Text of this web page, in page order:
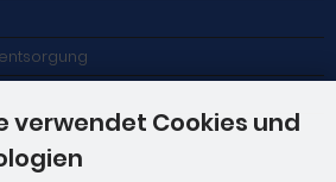
verwendet Cookies und